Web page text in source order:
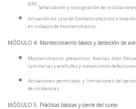
(EPI).Señalización y consignación de
Actuación en caso de Contacto eléctrico o
en trabajos de mantenimiento.
MÓDULO 4. Mantenimiento básico y detección de
Mantenimiento preventivo. Averías más
luminarias y enchufes y mecanismos
Actuaciones permitidas y limitaciones del
de incidencias.
MÓDULO 5. Prácticas básicas y cierre del curso